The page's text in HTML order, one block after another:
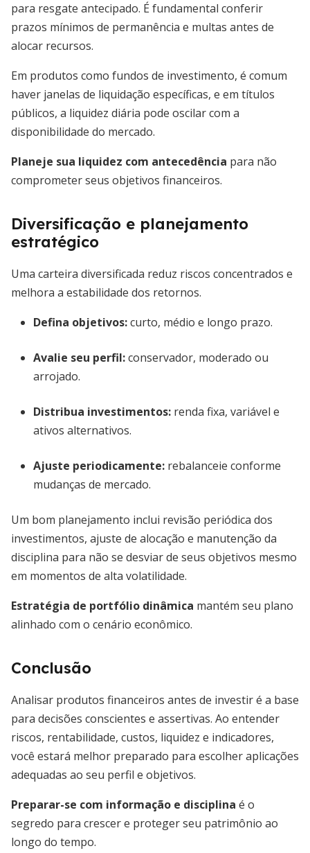
para resgate antecipado. É fundamental conferir
prazos mínimos de permanência e multas antes de
alocar recursos.
Em produtos como fundos de investimento, é comum
haver janelas de liquidação específicas, e em títulos
públicos, a liquidez diária pode oscilar com a
disponibilidade do mercado.
Planeje sua liquidez com antecedência para não
comprometer seus objetivos financeiros.
Diversificação e planejamento
estratégico
Uma carteira diversificada reduz riscos concentrados e
melhora a estabilidade dos retornos.
Defina objetivos:curto, médio e longo prazo.
Avalie seu perfil:conservador, moderado ou
arrojado.
Distribua investimentos: renda fixa, variável e
ativos alternativos.
Ajuste periodicamente: rebalanceie conforme
mudanças de mercado.
Um bom planejamento inclui revisão periódica dos
investimentos, ajuste de alocação e manutenção da
disciplina para não se desviar de seus objetivos mesmo
em momentos de alta volatilidade.
Estratégia de portfólio dinâmica mantém seu plano
alinhado com o cenário econômico.
Conclusão
Analisar produtos financeiros antes de investir é a base
para decisões conscientes e assertivas. Ao entender
riscos, rentabilidade, custos, liquidez e indicadores,
você estará melhor preparado para escolher aplicações
adequadas ao seu perfil e objetivos.
Preparar-se com informação e disciplina é o
segredo para crescer e proteger seu patrimônio ao
longo do tempo.